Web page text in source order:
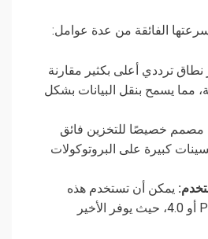
الفائقة من عدة عوامل:
نطاق ترددي أعلى بكثير مقارنة
مما يسمح بنقل البيانات بشكل
مصمم خصيصًا للتخزين فائق
كبيرة على البروتوكولات
يمكن أن تستخدم هذه
البطاقات PCIe 3.0 أو 4.0، حيث يوفر الأخير